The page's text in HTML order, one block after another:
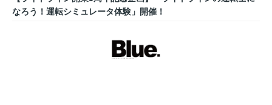
なろう！運転シミュレータ体験」開催！